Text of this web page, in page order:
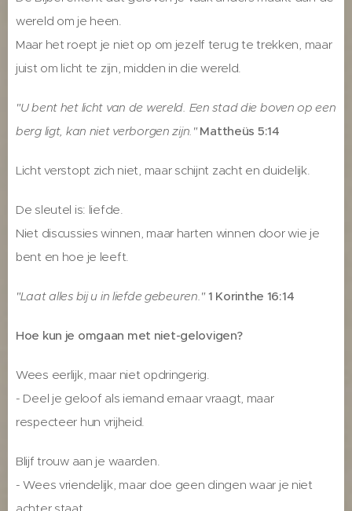
wereld om je heen.
Maar het roept je niet op om jezelf terug te trekken, maar
juist om licht te zijn, midden in die wereld.
"U bent het licht van de wereld. Een stad die boven op een
berg ligt, kan niet verborgen zijn." Mattheüs 5:14
Licht verstopt zich niet, maar schijnt zacht en duidelijk.
De sleutel is: liefde.
Niet discussies winnen, maar harten winnen door wie je
bent en hoe je leeft.
"Laat alles bij u in liefde gebeuren." 1 Korinthe 16:14
Hoe kun je omgaan met niet-gelovigen?
Wees eerlijk, maar niet opdringerig.
- Deel je geloof als iemand ernaar vraagt, maar
respecteer hun vrijheid.
Blijf trouw aan je waarden.
- Wees vriendelijk, maar doe geen dingen waar je niet